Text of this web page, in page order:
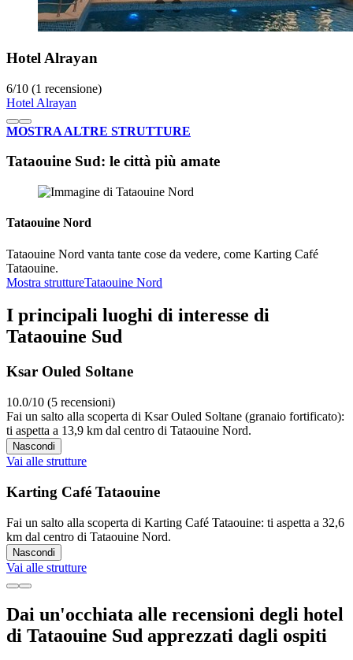
Hotel Alrayan
6/10 (1 recensione)
Hotel Alrayan
MOSTRA ALTRE STRUTTURE
Tataouine Sud: le città più amate
Tataouine Nord
Tataouine Nord vanta tante cose da vedere, come Karting Café
Tataouine.
Mostra struttureTataouine Nord
I principali luoghi di interesse di
Tataouine Sud
Ksar Ouled Soltane
10.0/10 (5 recensioni)
Fai un salto alla scoperta di Ksar Ouled Soltane (granaio fortificato):
ti aspetta a 13,9 km dal centro di Tataouine Nord.
Nascondi
Vai alle strutture
Karting Café Tataouine
Fai un salto alla scoperta di Karting Café Tataouine: ti aspetta a 32,6
km dal centro di Tataouine Nord.
Nascondi
Vai alle strutture
Dai un'occhiata alle recensioni degli hotel
di Tataouine Sud apprezzati dagli ospiti